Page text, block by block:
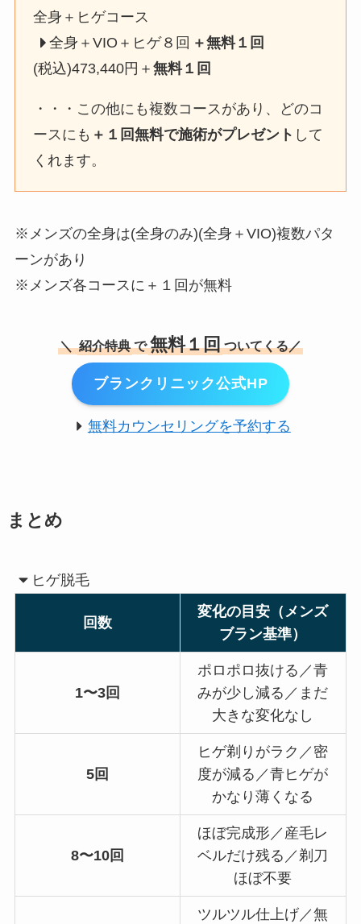
全身＋ヒゲコース
全身＋VIO＋ヒゲ８回 ＋無料１回
(税込)473,440円＋無料１回
・・・この他にも複数コースがあり、どのコ
ースにも ＋１回無料で施術がプレゼント して
くれます。
※メンズの全身は(全身のみ)(全身＋VIO)複数パタ
ーンがあり
※メンズ各コースに＋１回が無料
＼ 紹介特典 で 無料１回 ついてくる／
ブランクリニック公式HP
無料カウンセリングを予約する
まとめ
ヒゲ脱毛
回数
変化の目安（メンズ
ブラン基準）
1〜3回
ポロポロ抜ける／青
みが少し減る／まだ
大きな変化なし
5回
ヒゲ剃りがラク／密
度が減る／青ヒゲが
かなり薄くなる
8〜10回
ほぼ完成形／産毛レ
ベルだけ残る／剃刀
ほぼ不要
ツルツル仕上げ／無